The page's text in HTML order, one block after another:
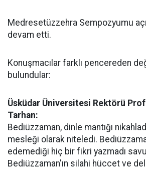
Medresetüzzehra Sempozyumu
devam etti.
Konuşmacılar farklı pencereden
bulundular:
Üsküdar Üniversitesi Rektörü
Tarhan:
Bediüzzaman, dinle mantığı
mesleği olarak niteledi.
edemediği hiç bir fikri yazmadı
Bediüzzaman'ın silahi hüccet ve